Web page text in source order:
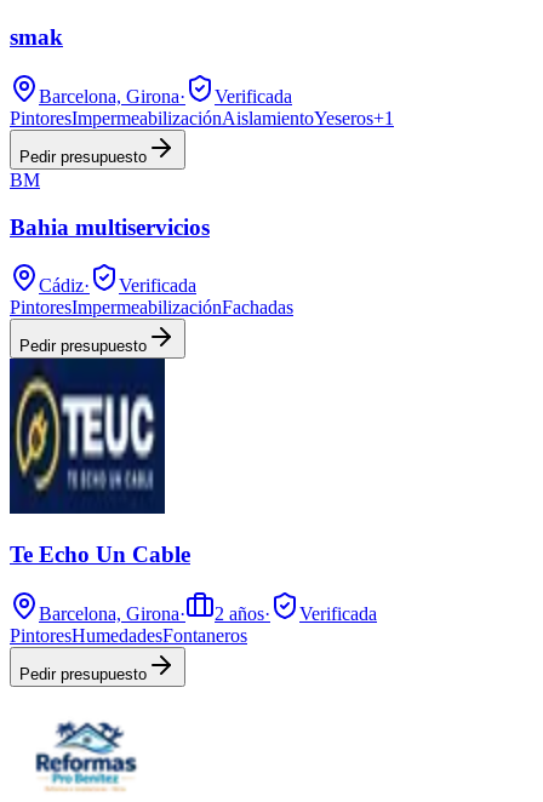
smak
Barcelona, Girona·
Verificada
PintoresImpermeabilizaciónAislamientoYeseros+1
Pedir presupuesto
BM
Bahia multiservicios
Cádiz·
Verificada
PintoresImpermeabilizaciónFachadas
Pedir presupuesto
Te Echo Un Cable
Barcelona, Girona· 2 años·
Verificada
PintoresHumedadesFontaneros
Pedir presupuesto